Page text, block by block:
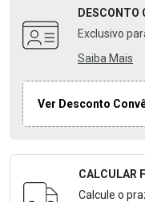
DESCONTO
Exclusivo
Saiba Mais
Ver Desconto
Formulário para
CALCULAR
Calcule o